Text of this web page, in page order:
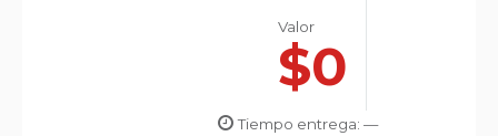
Valor
$0
Tiempo entrega: —